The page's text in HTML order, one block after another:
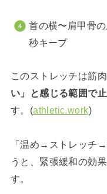
首の横〜肩甲骨
秒キープ
このストレッチは筋
い」と感じる範囲で
す。(athletic.work)
「温め→ストレッチ
うと、緊張緩和の効
す。